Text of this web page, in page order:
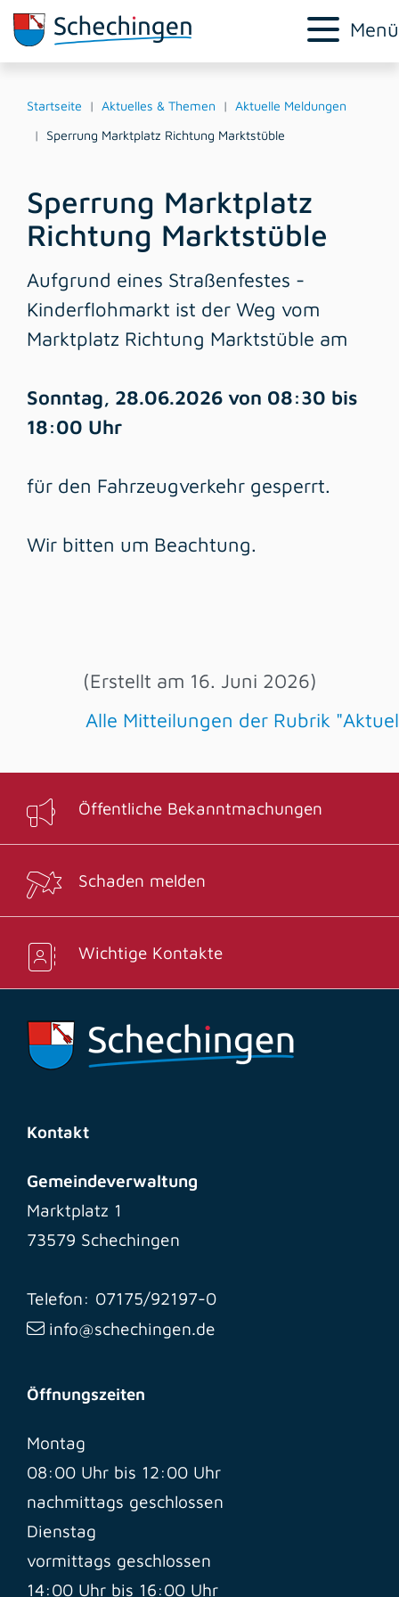
Menü
Startseite Aktuelles & Themen
Aktuelle Meldungen
Sperrung Marktplatz Richtung Marktstüble
Sperrung Marktplatz
Richtung Marktstüble
Aufgrund eines Straßenfestes -
Kinderflohmarkt ist der Weg vom
Marktplatz Richtung Marktstüble am
Sonntag, 28.06.2026 von 08:30 bis
18:00 Uhr
für den Fahrzeugverkehr gesperrt.
Wir bitten um Beachtung.
(Erstellt am 16. Juni 2026)
Alle Mitteilungen der Rubrik
Öffentliche Bekanntmachungen
Schaden melden
Wichtige Kontakte
Kontakt
Gemeindeverwaltung
Marktplatz 1
73579 Schechingen
Telefon: 07175/92197-0
info@schechingen.de
Öffnungszeiten
Montag
08:00 Uhr bis 12:00 Uhr
nachmittags geschlossen
Dienstag
vormittags geschlossen
14:00 Uhr bis 16:00 Uhr